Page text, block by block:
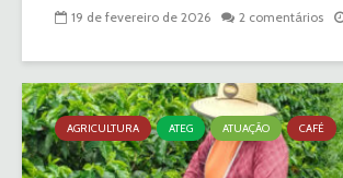
19 de fevereiro de 2026 2 comentários
AGRICULTURA ATEG ATUAÇÃO CAFÉ